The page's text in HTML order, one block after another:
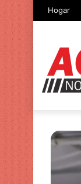
Hogar